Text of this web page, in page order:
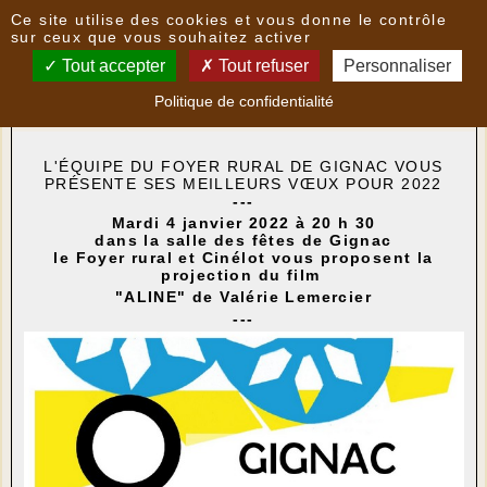
Nouvelles
Cinéma à Gignac - le28/12/2021 10:52
L'ÉQUIPE DU FOYER RURAL DE GIGNAC VOUS
PRÉSENTE SES MEILLEURS VŒUX POUR 2022
---
Mardi 4 janvier 2022 à 20 h 30
dans la salle des fêtes de Gignac
le Foyer rural et Cinélot vous proposent la
projection du film
"ALINE" de Valérie Lemercier
---
Ce site utilise des cookies et vous donne le contrôle
sur ceux que vous souhaitez activer
Tout accepter Tout refuser Personnaliser
Politique de confidentialité